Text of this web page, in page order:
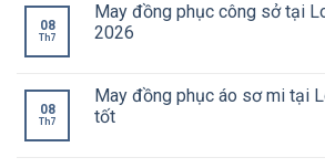
08
Th7
May đồng phục công sở tại
2026
08
Th7
May đồng phục áo sơ mi tại
tốt